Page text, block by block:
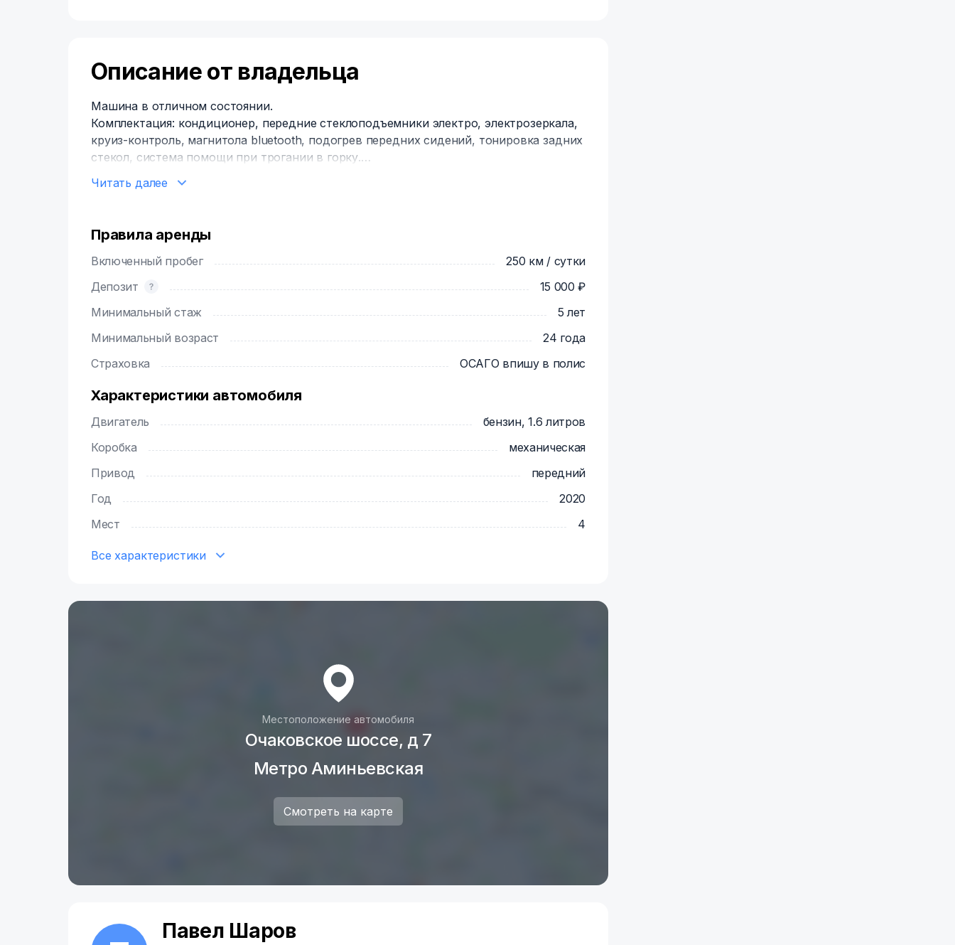
Описание от владельца
Машина в отличном состоянии.
Комплектация: кондиционер, передние стеклоподъемники электро, электрозеркала,
круиз-контроль, магнитола bluetooth, подогрев передних сидений, тонировка задних
стекол, система помощи при трогании в горку.
планшетов, держатель телефона, огнетушитель, провода прикуривания, знак
Подмосковью.
При выезде за пределы Московской области депозит может быть увеличен.
Читать далее
Правила аренды
Включенный пробег
250 км / сутки
Депозит
15 000 ₽
Минимальный стаж
5 лет
Минимальный возраст
24 года
Страховка
ОСАГО впишу в полис
Характеристики автомобиля
Двигатель
бензин, 1.6 литров
Коробка
механическая
Привод
передний
Год
2020
Мест
4
Все характеристики
Местоположение автомобиля
Очаковское шоссе, д 7
Метро Аминьевская
Смотреть на карте
Павел Шаров